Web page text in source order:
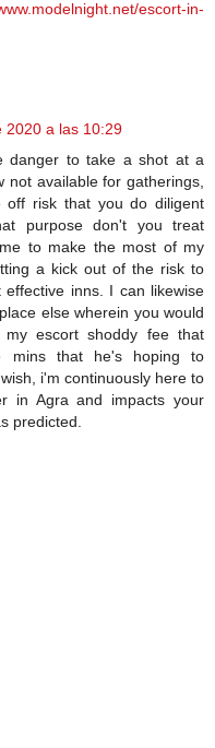
escort-in-
2020 a las 10:29
danger to take a shot at a
not available for gatherings,
risk that you do diligent
purpose don't you treat
to make the most of my
a kick out of the risk to
inns. I can likewise
else wherein you would
escort shoddy fee that
mins that he's hoping to
i'm continuously here to
in Agra and impacts your
predicted.